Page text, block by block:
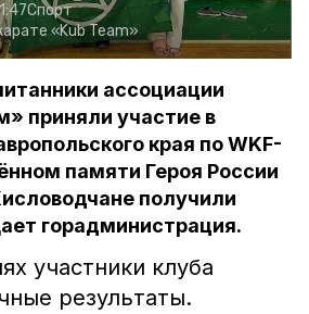
Спорт
«Kub Team»
ассоциации
приняли участие в
края по WKF-
памяти Героя России
получили
горадминистрация.
участники клуба
результаты.